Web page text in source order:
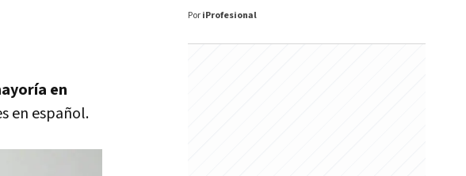
en
en español.
Por iProfesional